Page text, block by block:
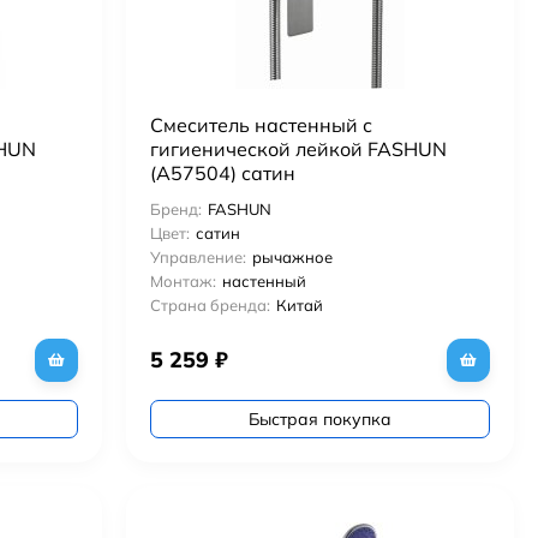
Смеситель настенный с
гигиенической лейкой FASHUN
(A57504) сатин
Бренд: FASHUN
Цвет: сатин
Управление: рычажное
Монтаж: настенный
Страна бренда: Китай
5 259₽
Быстрая покупка